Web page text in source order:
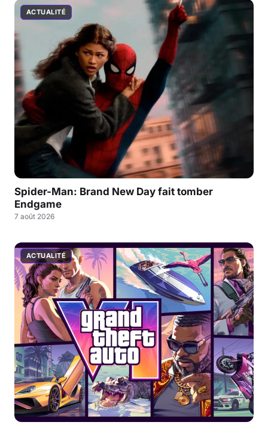
ACTUALITÉ
Spider-Man: Brand New Day fait tomber
Endgame
7 août 2026
ACTUALITÉ